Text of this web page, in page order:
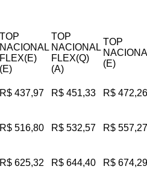
TOP
NACIONAL
FLEX(E)
(E)
TOP
NACIONAL
FLEX(Q)
(A)
TOP
(E)
R$ 437,97 R$ 451,33 R$ 472,26
R$ 516,80 R$ 532,57 R$ 557,27
R$ 625,32 R$ 644,40 R$ 674,29